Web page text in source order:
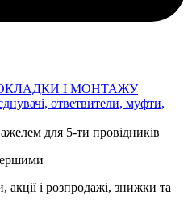
І МОНТАЖУ
ответвители, муфти,
для 5-ти провідників
і розпродажі, знижки та